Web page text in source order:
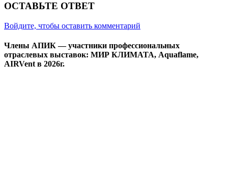
ОСТАВЬТЕ ОТВЕТ
Войдите, чтобы оставить комментарий
Члены АПИК — участники профессиональных
отраслевых выставок: МИР КЛИМАТА, Aquaflame,
AIRVent в 2026г.